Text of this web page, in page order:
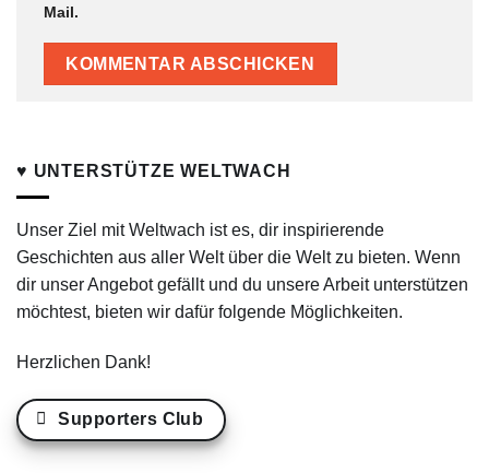
Mail.
♥ UNTERSTÜTZE WELTWACH
Unser Ziel mit Weltwach ist es, dir inspirierende
Geschichten aus aller Welt über die Welt zu bieten. Wenn
dir unser Angebot gefällt und du unsere Arbeit unterstützen
möchtest, bieten wir dafür folgende Möglichkeiten.
Herzlichen Dank!
Supporters Club